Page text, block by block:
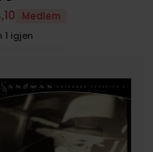
,10
Medlem
1 igjen